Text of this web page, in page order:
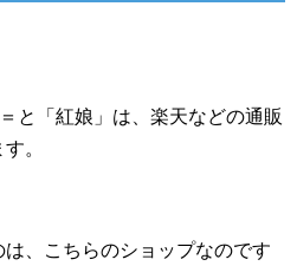
と「紅娘」は、楽天などの通販
。
は、こちらのショップなのです